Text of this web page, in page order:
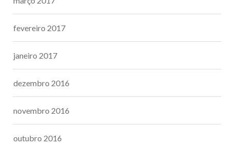
fevereiro 2017
janeiro 2017
dezembro 2016
novembro 2016
outubro 2016